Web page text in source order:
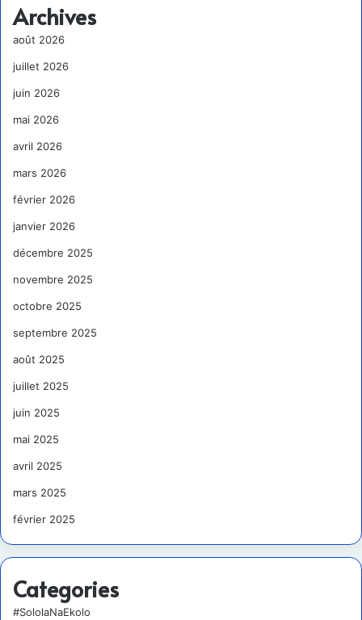
Archives
août 2026
juillet 2026
juin 2026
mai 2026
avril 2026
mars 2026
février 2026
janvier 2026
décembre 2025
novembre 2025
octobre 2025
septembre 2025
août 2025
juillet 2025
juin 2025
mai 2025
avril 2025
mars 2025
février 2025
Categories
#SololaNaEkolo